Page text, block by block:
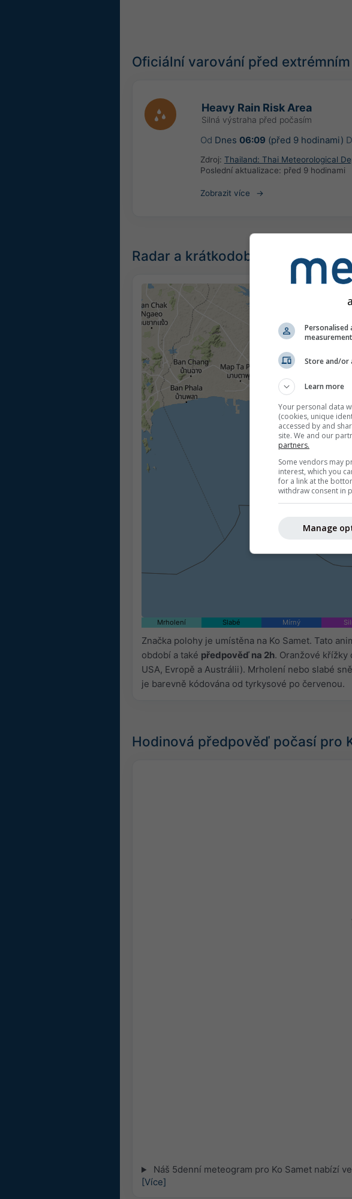
Oficiální varování před
Heavy Rain Risk Area
Silná výstraha před počasím
Od Dnes 06:09 (před 9 hodinami)
Zdroj: Thailand: Thai Meteorological
Poslední aktualizace: před 9 hodinami
Zobrazit více
Radar a krátkodobá předpověď
Mrholení Slabé Mírný
Značka polohy je umístěna na Ko Samet. Tato
období a také předpověď na 2h. Oranžové křížky
USA, Evropě a Austrálii). Mrholení nebo slabé
je barevně kódována od tyrkysové po červenou.
Hodinová předpověď počasí pro
Náš 5denní meteogram pro Ko Samet nabízí
[Více]
Store and/or
Learn more
Your personal data
(cookies, unique
accessed by and
site. We and our
partners.
Some vendors may
interest, which you
for a link at the
withdraw consent in
Manage